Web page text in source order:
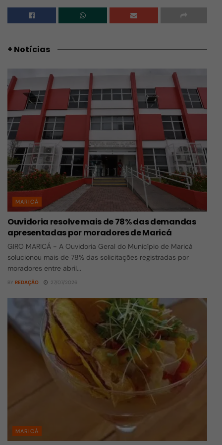
+ Notícias
MARICÁ
Ouvidoria resolve mais de 78% das demandas
apresentadas por moradores de Maricá
GIRO MARICÁ - A Ouvidoria Geral do Município de Maricá
solucionou mais de 78% das solicitações registradas por
moradores entre abril...
BY REDAÇÃO 27/07/2026
MARICÁ